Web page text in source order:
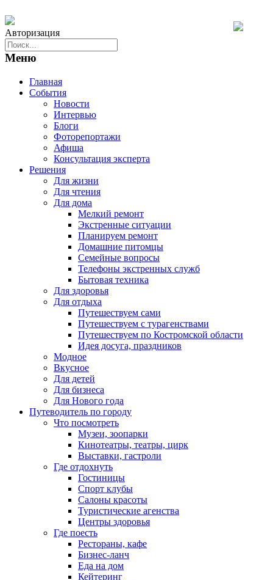
Авторизация
Меню
Главная
События
Новости
Интервью
Блоги
Фоторепортажи
Афиша
Консультация эксперта
Решения
Для жизни
Для чтения
Для дома
Мелкий ремонт
Экстренные ситуации
Планируем ремонт
Домашние питомцы
Семейные вопросы
Телефоны экстренных служб
Бытовая техника
Для здоровья
Для отдыха
Путешествуем сами
Путешествуем с турагенствами
Путешествуем по Костромской области
Идея досуга, праздников
Модное
Вкусное
Для детей
Для бизнеса
Для Нового года
Путеводитель по городу
Что посмотреть
Музеи, зоопарки
Кинотеатры, театры, цирк
Выставки, гастроли
Где отдохнуть
Гостиницы
Спорт клубы
Салоны красоты
Туристические агенства
Центры здоровья
Где поесть
Рестораны, кафе
Бизнес-ланч
Еда на дом
Кейтеринг